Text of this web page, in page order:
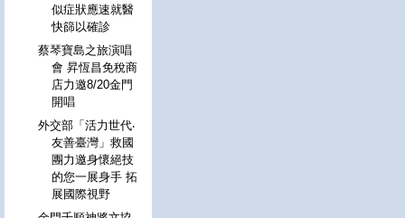
似症狀應速就醫
快篩以確診
蔡琴寶島之旅演唱
會 昇恆昌免稅商
店力邀8/20金門
開唱
外交部「活力世代‧
友善臺灣」救國
團力邀身懷絕技
的您一展身手 拓
展國際視野